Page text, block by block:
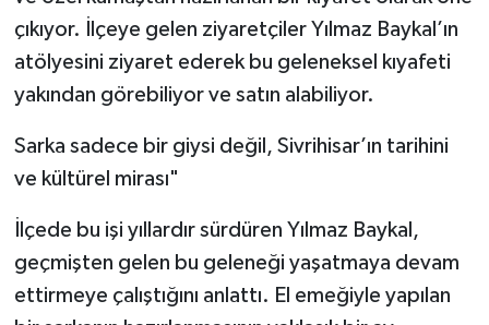
çıkıyor. İlçeye gelen ziyaretçiler Yılmaz Baykal’ın
atölyesini ziyaret ederek bu geleneksel kıyafeti
yakından görebiliyor ve satın alabiliyor.
Sarka sadece bir giysi değil, Sivrihisar’ın tarihini
ve kültürel mirası"
İlçede bu işi yıllardır sürdüren Yılmaz Baykal,
geçmişten gelen bu geleneği yaşatmaya devam
ettirmeye çalıştığını anlattı. El emeğiyle yapılan